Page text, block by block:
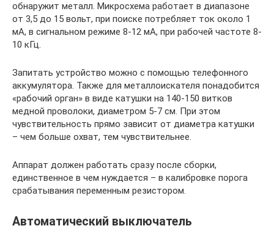
обнаружит металл. Микросхема работает в диапазоне
от 3,5 до 15 вольт, при поиске потребляет ток около 1
мА, в сигнальном режиме 8-12 мА, при рабочей частоте 8-
10 кГц.
Запитать устройство можно с помощью телефонного
аккумулятора. Также для металлоискателя понадобится
«рабочий орган» в виде катушки на 140-150 витков
медной проволоки, диаметром 5-7 см. При этом
чувствительность прямо зависит от диаметра катушки
– чем больше охват, тем чувствительнее.
Аппарат должен работать сразу после сборки,
единственное в чем нуждается – в калибровке порога
срабатывания переменным резистором.
Автоматический выключатель